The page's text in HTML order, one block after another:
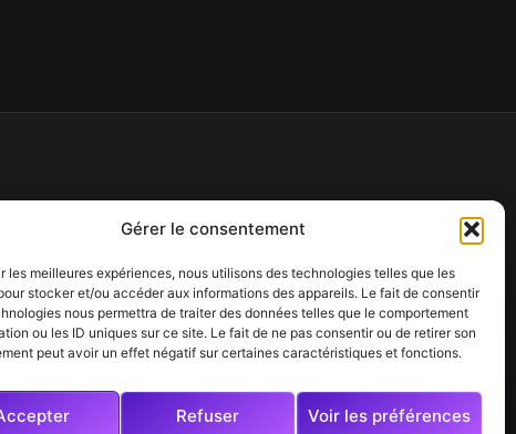
Gérer le consentement
les meilleures expériences, nous utilisons des technologies telles que les
stocker et/ou accéder aux informations des appareils. Le fait de consentir
nous permettra de traiter des données telles que le comportement
ou les ID uniques sur ce site. Le fait de ne pas consentir ou de retirer son
peut avoir un effet négatif sur certaines caractéristiques et fonctions.
Refuser Voir les préférences
Pages légales
Politique de confidentialité